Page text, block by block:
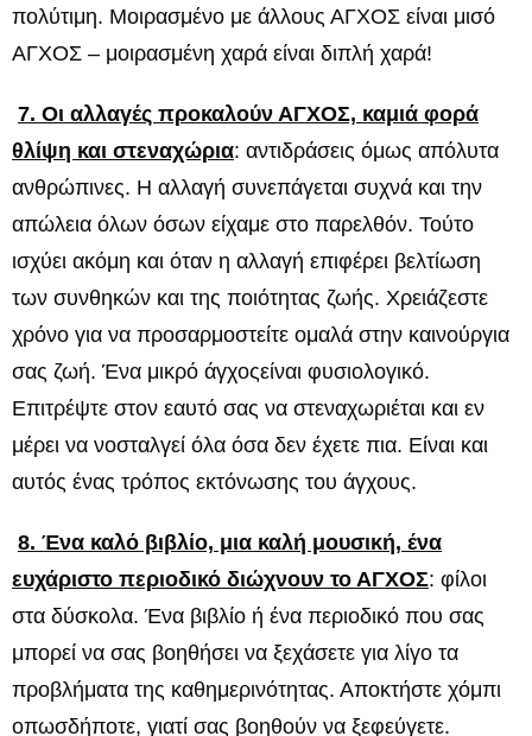
πολύτιμη. Μοιρασμένο με άλλους ΑΓΧΟΣ είναι μισό
ΑΓΧΟΣ – μοιρασμένη χαρά είναι διπλή χαρά!
7. Οι αλλαγές προκαλούν ΑΓΧΟΣ, καμιά φορά
θλίψη και στεναχώρια: αντιδράσεις όμως απόλυτα
ανθρώπινες. Η αλλαγή συνεπάγεται συχνά και την
απώλεια όλων όσων είχαμε στο παρελθόν. Τούτο
ισχύει ακόμη και όταν η αλλαγή επιφέρει βελτίωση
των συνθηκών και της ποιότητας ζωής. Χρειάζεστε
χρόνο για να προσαρμοστείτε ομαλά στην καινούργια
σας ζωή. Ένα μικρό άγχοςείναι φυσιολογικό.
Επιτρέψτε στον εαυτό σας να στεναχωριέται και εν
μέρει να νοσταλγεί όλα όσα δεν έχετε πια. Είναι και
αυτός ένας τρόπος εκτόνωσης του άγχους.
8. Ένα καλό βιβλίο, μια καλή μουσική, ένα
ευχάριστο περιοδικό διώχνουν το ΑΓΧΟΣ: φίλοι
στα δύσκολα. Ένα βιβλίο ή ένα περιοδικό που σας
μπορεί να σας βοηθήσει να ξεχάσετε για λίγο τα
προβλήματα της καθημερινότητας. Αποκτήστε χόμπι
οπωσδήποτε, γιατί σας βοηθούν να ξεφεύγετε.